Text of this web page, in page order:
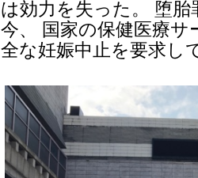
は効力を失った。 堕
今、 国家の保健医療
全な妊娠中止を要求し